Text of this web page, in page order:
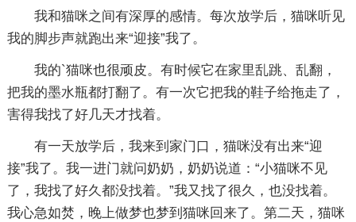
我和猫咪之间有深厚的感情。每次放学后，猫咪听见
我的脚步声就跑出来“迎接”我了。
我的`猫咪也很顽皮。有时候它在家里乱跳、乱翻，
把我的墨水瓶都打翻了。有一次它把我的鞋子给拖走了，
害得我找了好几天才找着。
有一天放学后，我来到家门口，猫咪没有出来“迎
接”我了。我一进门就问奶奶，奶奶说道：“小猫咪不见
了，我找了好久都没找着。”我又找了很久，也没找着。
我心急如焚，晚上做梦也梦到猫咪回来了。第二天，猫咪